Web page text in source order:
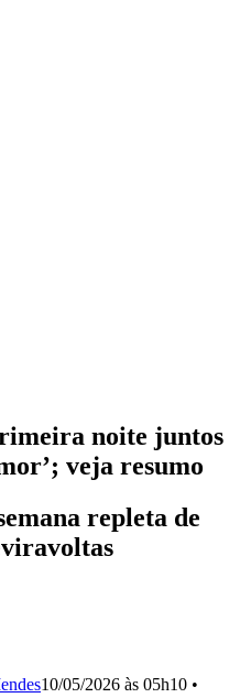
noite juntos
veja resumo
repleta de
10/05/2026 às 05h10 •